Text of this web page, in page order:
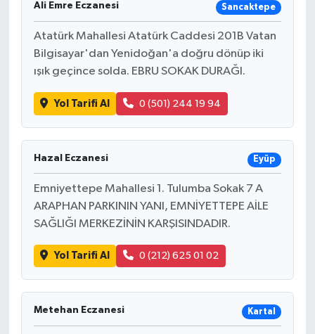
Ali Emre Eczanesi Sancaktepe
Atatürk Mahallesi Atatürk Caddesi 201B Vatan
Bilgisayar'dan Yenidoğan'a doğru dönüp iki
ışık geçince solda. EBRU SOKAK DURAĞI.
Yol Tarifi Al 0 (501) 244 19 94
Hazal Eczanesi Eyüp
Emniyettepe Mahallesi 1. Tulumba Sokak 7 A
ARAPHAN PARKININ YANI, EMNİYETTEPE AİLE
SAĞLIĞI MERKEZİNİN KARŞISINDADIR.
Yol Tarifi Al 0 (212) 625 01 02
Metehan Eczanesi Kartal